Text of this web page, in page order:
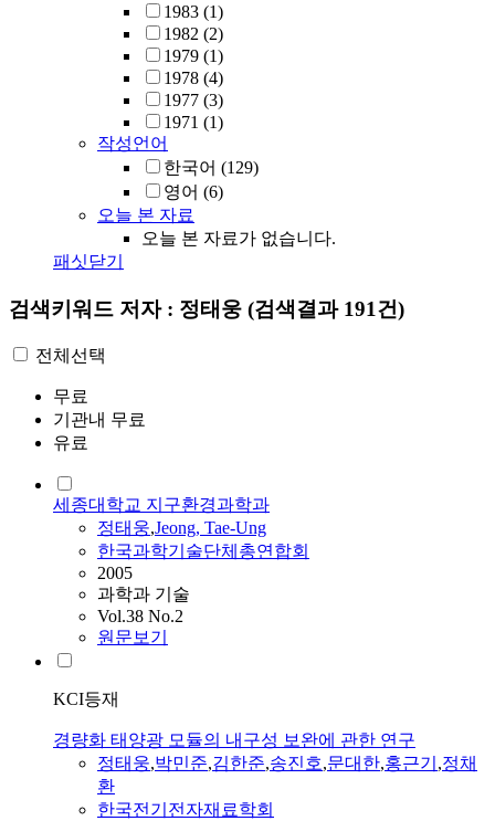
1983 (1)
1982 (2)
1979 (1)
1978 (4)
1977 (3)
1971 (1)
작성언어
한국어 (129)
영어 (6)
오늘 본 자료
오늘 본 자료가 없습니다.
패싯닫기
검색키워드 저자 : 정태웅 (검색결과 191건)
전체선택
무료
기관내 무료
유료
세종대학교 지구환경과학과
정태웅,Jeong, Tae-Ung
한국과학기술단체총연합회
2005
과학과 기술
Vol.38 No.2
원문보기
KCI등재
경량화 태양광 모듈의 내구성 보완에 관한 연구
정태웅,박민준,김한준,송진호,문대한,홍근기 ,정채
환
한국전기전자재료학회